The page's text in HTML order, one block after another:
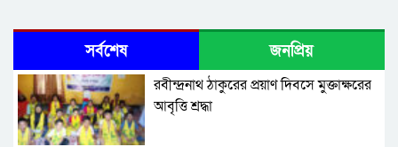
সর্বশেষ জনপ্রিয়
রবীন্দ্রনাথ ঠাকুরের প্রয়াণ দিবসে মুক্তাক্ষরের
আবৃত্তি শ্রদ্ধা